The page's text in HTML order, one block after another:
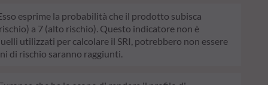
esprime la probabilità che il prodotto subisca
a 7 (alto rischio). Questo indicatore non è
utilizzati per calcolare il SRI, potrebbero non essere
di rischio saranno raggiunti.